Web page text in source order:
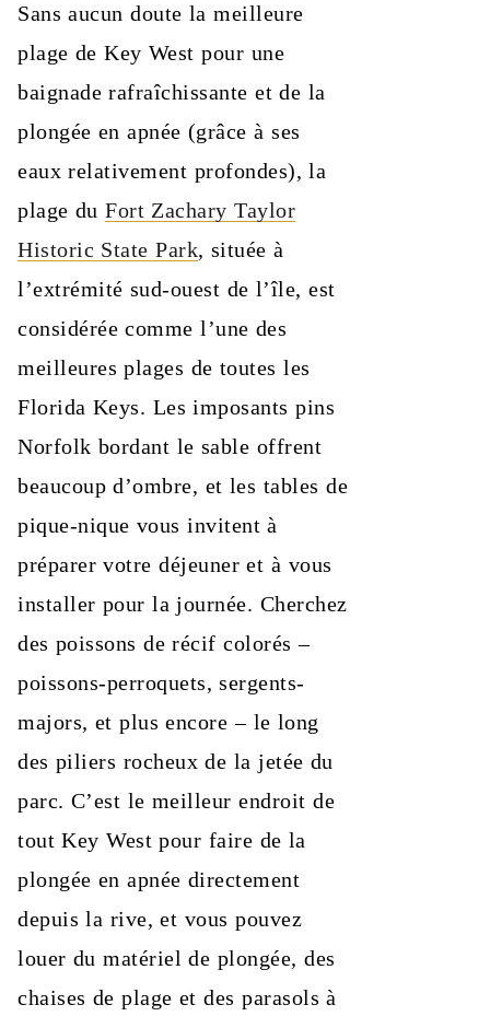
Sans aucun doute la meilleure
plage de Key West pour une
baignade rafraîchissante et de la
plongée en apnée (grâce à ses
eaux relativement profondes), la
plage duFort Zachary Taylor
Historic State Park, située à
l’extrémité sud-ouest de l’île, est
considérée comme l’une des
meilleures plages de toutes les
Florida Keys. Les imposants pins
Norfolk bordant le sable offrent
beaucoup d’ombre, et les tables de
pique-nique vous invitent à
préparer votre déjeuner et à vous
installer pour la journée. Cherchez
des poissons de récif colorés –
poissons-perroquets, sergents-
majors, et plus encore – le long
des piliers rocheux de la jetée du
parc. C’est le meilleur endroit de
tout Key West pour faire de la
plongée en apnée directement
depuis la rive, et vous pouvez
louer du matériel de plongée, des
chaises de plage et des parasols à